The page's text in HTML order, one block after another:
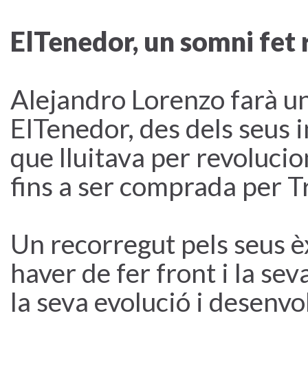
ElTenedor, un somni
Alejandro Lorenzo farà
ElTenedor, des dels
que lluitava per
fins a ser comprada per
Un recorregut pels seus
haver de fer front i la
la seva evolució i